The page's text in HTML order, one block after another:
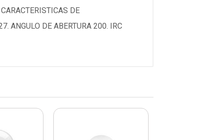
DE
ANGULO DE ABERTURA 200. IRC